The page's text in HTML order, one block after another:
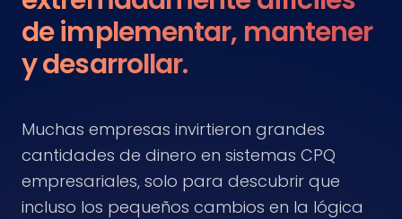
de implementar, mantener
y desarrollar.
Muchas empresas invirtieron grandes
cantidades de dinero en sistemas CPQ
empresariales, solo para descubrir que
incluso los pequeños cambios en la lógica